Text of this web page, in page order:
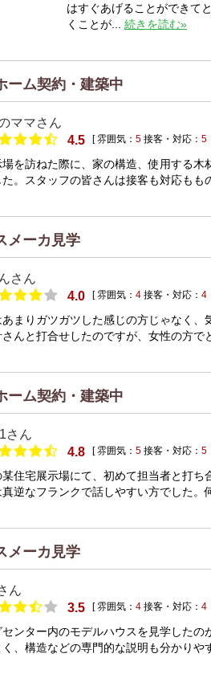
はすぐあげることができて
くことが... 続きを読む»
ーム契約・建築中
ママさん
4.5 [ 雰囲気： 5 接客・対応： 5
を訪ねた際に、家の構造、使用する
た。スタッフの皆さんは接客も対応も
メーカ見学
さん
4.0 [ 雰囲気： 4 接客・対応： 4
まりガツガツした感じの方じゃなく
さんと打合せしたのですが、女性の方
ーム契約・建築中
さん
4.8 [ 雰囲気： 5 接客・対応： 5
住宅展示場にて、初めて担当者と打
真逆なフランクで話しやすい方でした
メーカ見学
ん
3.5 [ 雰囲気： 4 接客・対応： 4
ンター内のモデルハウスを見学した
、構造などの専門的な説明も分かり